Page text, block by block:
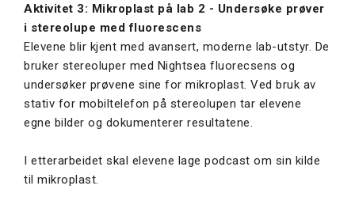
Aktivitet 3: Mikroplast på lab 2 - Undersøke prøver
i stereolupe med fluorescens
Elevene blir kjent med avansert, moderne lab-utstyr. De
bruker stereoluper med Nightsea fluorecsens og
undersøker prøvene sine for mikroplast. Ved bruk av
stativ for mobiltelefon på stereolupen tar elevene
egne bilder og dokumenterer resultatene.
I etterarbeidet skal elevene lage podcast om sin kilde
til mikroplast.